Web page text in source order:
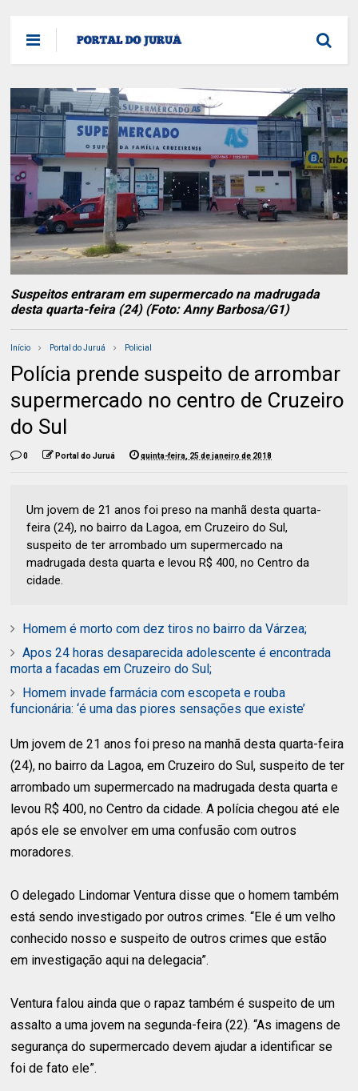
Suspeitos entraram em supermercado na madrugada
desta quarta-feira (24) (Foto: Anny Barbosa/G1)
Início Portal do Juruá Policial
Polícia prende suspeito de arrombar
supermercado no centro de Cruzeiro
do Sul
0 Portal do Juruá quinta-feira, 25 de janeiro de 2018
Um jovem de 21 anos foi preso na manhã desta quarta-
feira (24), no bairro da Lagoa, em Cruzeiro do Sul,
suspeito de ter arrombado um supermercado na
madrugada desta quarta e levou R$ 400, no Centro da
cidade.
Homem é morto com dez tiros no bairro da Várzea;
Apos 24 horas desaparecida adolescente é encontrada
morta a facadas em Cruzeiro do Sul;
Homem invade farmácia com escopeta e rouba
funcionária: ‘é uma das piores sensações que existe’
Um jovem de 21 anos foi preso na manhã desta quarta-feira
(24), no bairro da Lagoa, em Cruzeiro do Sul, suspeito de ter
arrombado um supermercado na madrugada desta quarta e
levou R$ 400, no Centro da cidade. A polícia chegou até ele
após ele se envolver em uma confusão com outros
moradores.
O delegado Lindomar Ventura disse que o homem também
está sendo investigado por outros crimes. “Ele é um velho
conhecido nosso e suspeito de outros crimes que estão
em investigação aqui na delegacia”.
Ventura falou ainda que o rapaz também é suspeito de um
assalto a uma jovem na segunda-feira (22). “As imagens de
segurança do supermercado devem ajudar a identificar se
foi de fato ele”.